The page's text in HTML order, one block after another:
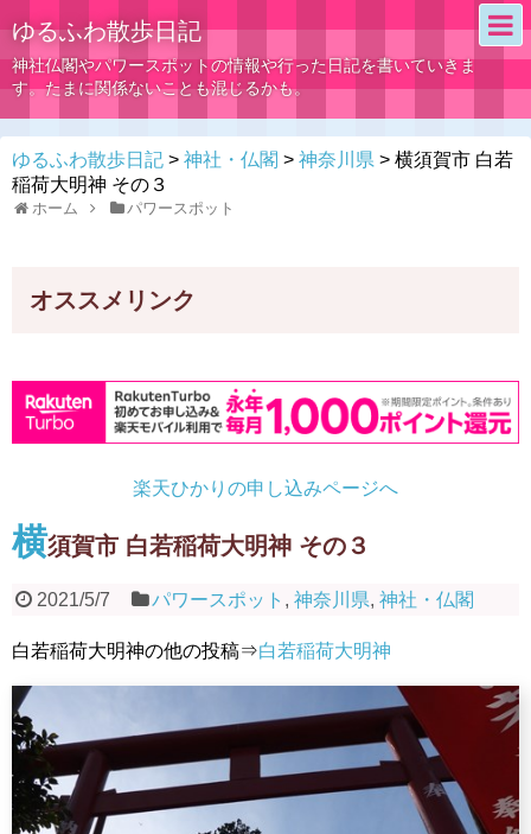
ゆるふわ散歩日記
神社仏閣やパワースポットの情報や行った日記を書いていきま
す。たまに関係ないことも混じるかも。
ゆるふわ散歩日記 > 神社・仏閣 > 神奈川県 > 横須賀市 白若
稲荷大明神 その３
ホーム パワースポット
オススメリンク
楽天ひかりの申し込みページへ
横須賀市 白若稲荷大明神 その３
2021/5/7 パワースポット ,神奈川県,神社・仏閣
白若稲荷大明神の他の投稿⇒白若稲荷大明神